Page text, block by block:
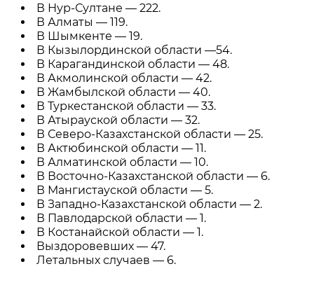
В Нур-Султане — 222.
В Алматы — 119.
В Шымкенте — 19.
В Кызылординской области —54.
В Карагандинской области — 48.
В Акмолинской области — 42.
В Жамбылской области — 40.
В Туркестанской области — 33.
В Атырауской области — 32.
В Северо-Казахстанской области — 25.
В Актюбинской области — 11.
В Алматинской области — 10.
В Восточно-Казахстанской области — 6.
В Мангистауской области — 5.
В Западно-Казахстанской области — 2.
В Павлодарской области — 1.
В Костанайской области — 1.
Выздоровевших — 47.
Летальных случаев — 6.